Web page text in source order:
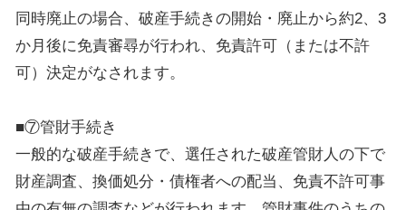
同時廃止の場合、破産手続きの開始・廃止から約2、3
か月後に免責審尋が行われ、免責許可（または不許
可）決定がなされます。
■⑦管財手続き
一般的な破産手続きで、選任された破産管財人の下で
財産調査、換価処分・債権者への配当、免責不許可事